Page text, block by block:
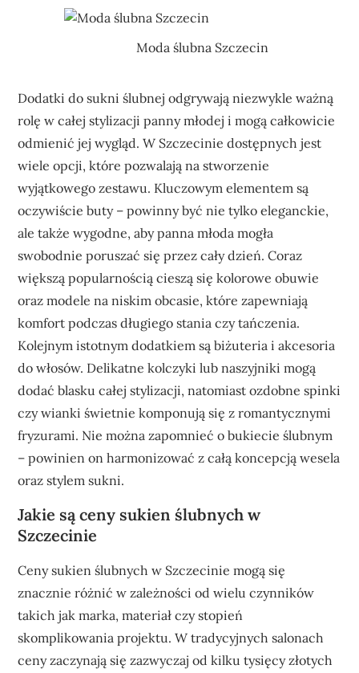
Moda ślubna Szczecin
Dodatki do sukni ślubnej odgrywają niezwykle ważną
rolę w całej stylizacji panny młodej i mogą całkowicie
odmienić jej wygląd. W Szczecinie dostępnych jest
wiele opcji, które pozwalają na stworzenie
wyjątkowego zestawu. Kluczowym elementem są
oczywiście buty – powinny być nie tylko eleganckie,
ale także wygodne, aby panna młoda mogła
swobodnie poruszać się przez cały dzień. Coraz
większą popularnością cieszą się kolorowe obuwie
oraz modele na niskim obcasie, które zapewniają
komfort podczas długiego stania czy tańczenia.
Kolejnym istotnym dodatkiem są biżuteria i akcesoria
do włosów. Delikatne kolczyki lub naszyjniki mogą
dodać blasku całej stylizacji, natomiast ozdobne spinki
czy wianki świetnie komponują się z romantycznymi
fryzurami. Nie można zapomnieć o bukiecie ślubnym
– powinien on harmonizować z całą koncepcją wesela
oraz stylem sukni.
Jakie są ceny sukien ślubnych w
Szczecinie
Ceny sukien ślubnych w Szczecinie mogą się
znacznie różnić w zależności od wielu czynników
takich jak marka, materiał czy stopień
skomplikowania projektu. W tradycyjnych salonach
ceny zaczynają się zazwyczaj od kilku tysięcy złotych